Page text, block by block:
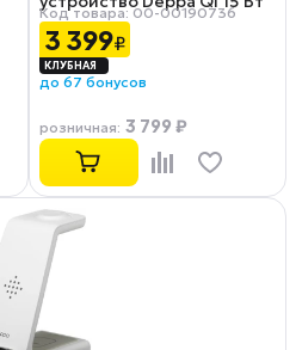
Slim
Код товара: 00-00190736
3 399₽
до 67 бонусов
розничная: 3 799 ₽